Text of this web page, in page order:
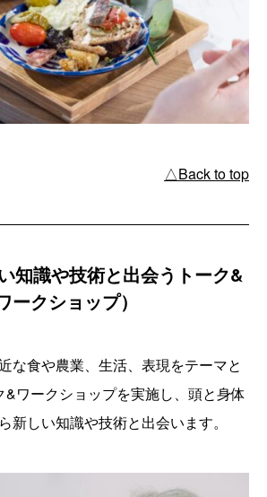
△Back to top
知識や技術と出会うトーク&
ークショップ）
な食や農業、生活、表現をテーマと
&ワークショップを実施し、頭と身体
新しい知識や技術と出会います。